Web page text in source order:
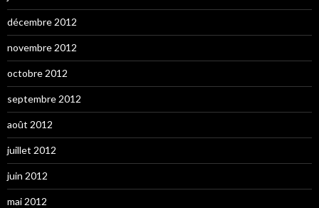
décembre 2012
novembre 2012
octobre 2012
septembre 2012
août 2012
juillet 2012
juin 2012
mai 2012